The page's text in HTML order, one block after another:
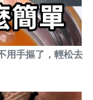
用手摳了，輕松去